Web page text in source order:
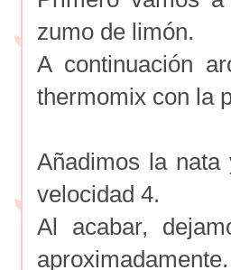
zumo de limón.
A continuación
thermomix con la
Añadimos la
velocidad 4.
Al acabar,